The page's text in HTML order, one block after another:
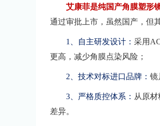
艾康菲是纯国产角膜塑形
通过审批上市，虽然国产，但
1、自主研发设计： 采用
更高，减少角膜点染风险；
2、技术对标进口品牌： 镜
3、严格质控体系： 从原
差异。